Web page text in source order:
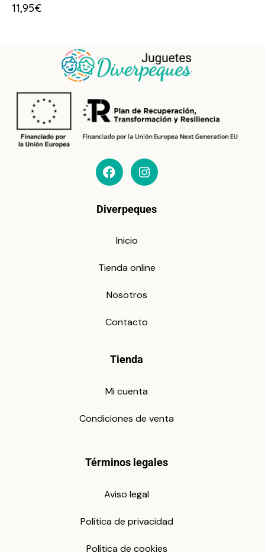
11,95€
Diverpeques
Inicio
Tienda online
Nosotros
Contacto
Tienda
Mi cuenta
Condiciones de venta
Términos legales
Aviso legal
Política de privacidad
Política de cookies